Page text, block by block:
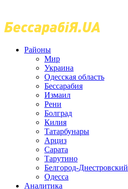
Районы
Мир
Украина
Одесская область
Бессарабия
Измаил
Рени
Болград
Килия
Татарбунары
Арциз
Сарата
Тарутино
Белгород-Днестровский
Одесса
Аналитика